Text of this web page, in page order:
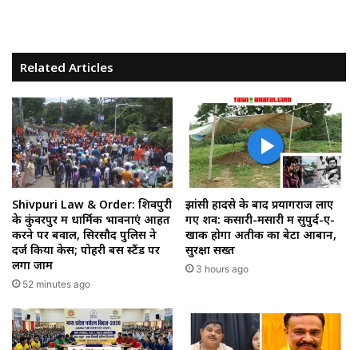
Related Articles
Shivpuri Law & Order: शिवपुरी
के कुंवरपुर में धार्मिक भावनाएं आहत
करने पर बवाल, सिरसौद पुलिस ने
दर्ज किया केस; पोहरी बस स्टैंड पर
लगा जाम
52 minutes ago
झांसी हादसे के बाद प्रयागराज लाए
गए शव: कसारी-मसारी में सुपुर्द-ए-
खाक होगा अतीक का बेटा आबान,
सुरक्षा सख्त
3 hours ago